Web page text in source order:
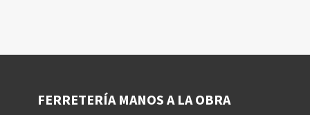
FERRETERÍA MANOS A LA OBRA